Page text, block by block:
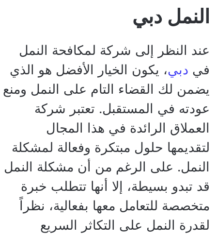
النمل دبي
عند النظر إلى شركة لمكافحة النمل
في دبي، يكون الخيار الأفضل هو الذي
يضمن لك القضاء التام على النمل ومنع
عودته في المستقبل. تعتبر شركة
العملاق الرائدة في هذا المجال
لتقديمها حلول مبتكرة وفعالة لمشكلة
النمل. على الرغم من أن مشكلة النمل
قد تبدو بسيطة، إلا أنها تتطلب خبرة
متخصصة للتعامل معها بفعالية، نظراً
لقدرة النمل على التكاثر السريع